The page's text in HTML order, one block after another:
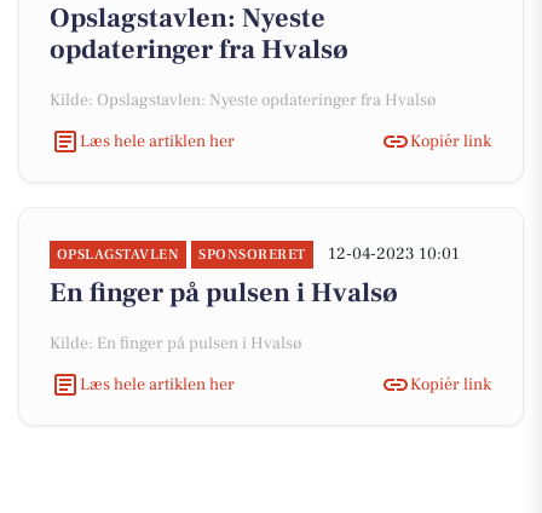
Opslagstavlen: Nyeste
opdateringer fra Hvalsø
Kilde: Opslagstavlen: Nyeste opdateringer fra Hvalsø
Læs hele artiklen her
Kopiér link
OPSLAGSTAVLEN SPONSORERET 12-04-2023 10:01
En finger på pulsen i Hvalsø
Kilde: En finger på pulsen i Hvalsø
Læs hele artiklen her
Kopiér link